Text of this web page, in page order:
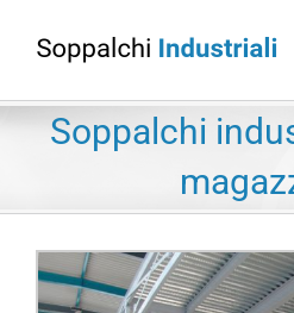
Soppalchi